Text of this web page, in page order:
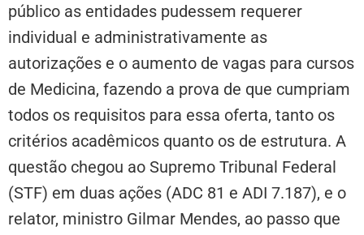
público as entidades pudessem requerer
individual e administrativamente as
autorizações e o aumento de vagas para cursos
de Medicina, fazendo a prova de que cumpriam
todos os requisitos para essa oferta, tanto os
critérios acadêmicos quanto os de estrutura. A
questão chegou ao Supremo Tribunal Federal
(STF) em duas ações (ADC 81 e ADI 7.187), e o
relator, ministro Gilmar Mendes, ao passo que